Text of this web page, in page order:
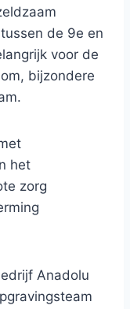
de 9e en
voor de
bijzondere
het
zorg
Anadolu